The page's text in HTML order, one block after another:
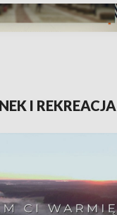
I REKREACJA